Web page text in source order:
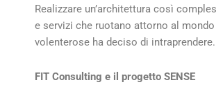
Realizzare un’architettura così
e servizi che ruotano attorno al
volenterose ha deciso di intraprendere.
FIT Consulting e il progetto SENSE